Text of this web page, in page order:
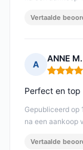
Vertaalde
A
ANNE M.
Gepubliceerd op
na een aankoop
Perfect en top
Vertaalde